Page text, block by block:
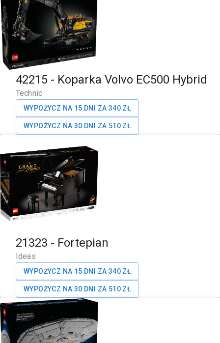
42215 - Koparka Volvo EC500 Hybrid
Technic
WYPOŻYCZ NA 15 DNI ZA 340 ZŁ
WYPOŻYCZ NA 30 DNI ZA 510 ZŁ
21323 - Fortepian
Ideas
WYPOŻYCZ NA 15 DNI ZA 340 ZŁ
WYPOŻYCZ NA 30 DNI ZA 510 ZŁ